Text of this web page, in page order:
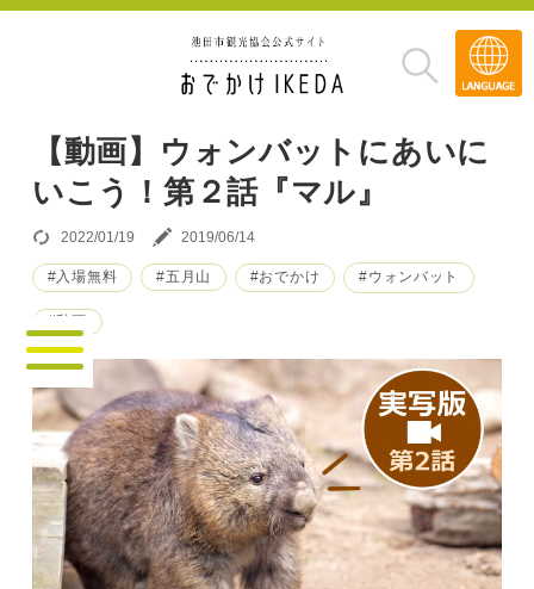
【動画】ウォンバットにあいに
いこう！第２話『マル』
2022/01/19 2019/06/14
#入場無料 #五月山 #おでかけ #ウォンバット
#動画
»